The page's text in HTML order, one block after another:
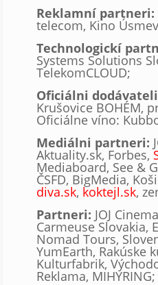
Reklamní partneri:
telecom, Kino
Technologickí
Systems Solutions
TelekomCLOUD;
Oficiálni
Krušovice BOHÉM,
Oficiálne víno:
Mediálni partneri:
Aktuality.sk, Forbes,
Mediaboard, See &
ČSFD, BigMedia,
diva.sk, koktejl.sk,
Partneri: JOJ
Carmeuse Slovakia,
Nomad Tours,
YumEarth, Rakúske
Kulturfabrik,
Reklama, MIHYRING;